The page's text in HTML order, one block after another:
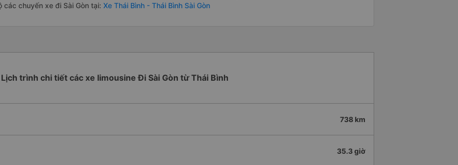
các chuyến xe đi Sài Gòn tại: Xe Thái Bình - Thái Bình Sài Gòn
Lịch trình chi tiết các xe limousine Đi Sài Gòn từ Thái Bình
738 km
35.3 giờ